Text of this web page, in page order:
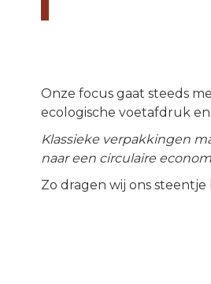
Onze focus gaat steeds
ecologische voetafdruk
Klassieke verpakkingen
naar een circulaire
Zo dragen wij ons